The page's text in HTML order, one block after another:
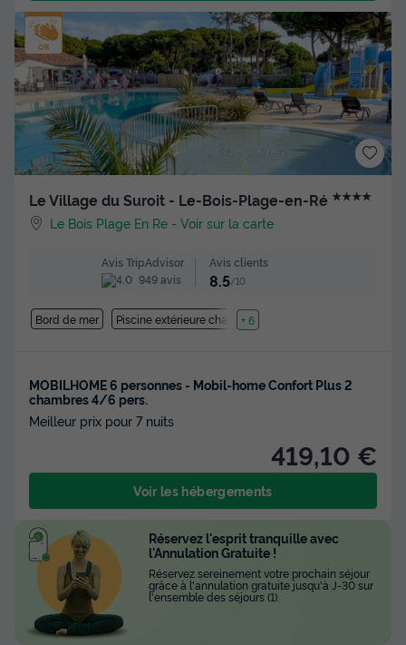
Le Village du Suroit - Le-Bois-Plage-en-Ré ★★★★
Le Bois Plage En Re -Voir sur la carte
Avis TripAdvisor
949 avis
Avis clients
8.5/10
Bord de mer Piscine extérieure chauffée
+ 6
MOBILHOME 6 personnes - Mobil-home Confort Plus 2
chambres 4/6 pers.
Meilleur prix pour 7 nuits
419,10 €
Voir les hébergements
Réservez l'esprit tranquille avec
l'Annulation Gratuite !
Réservez sereinement votre prochain séjour
grâce à l'annulation gratuite jusqu'à J-30 sur
l'ensemble des séjours (1).